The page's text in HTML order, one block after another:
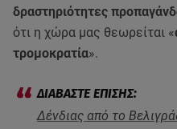
δραστηριότητες
ότι η χώρα μας θεωρείται «
τρομοκρατία».
Δένδιας από το